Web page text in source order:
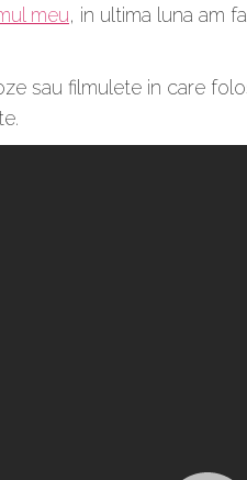
meu, in ultima luna am
sau filmulete in care